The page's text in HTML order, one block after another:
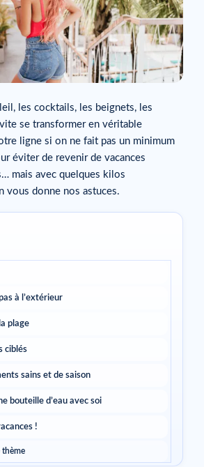
les cocktails, les beignets, les
se transformer en véritable
ligne si on ne fait pas un minimum
éviter de revenir de vacances
mais avec quelques kilos
vous donne nos astuces.
à l’extérieur
plage
ciblés
sains et de saison
bouteille d’eau avec soi
!
thème